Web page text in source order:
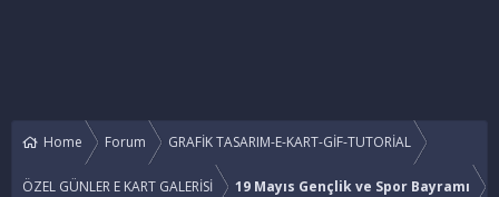
Home Forum GRAFİK TASARIM-E-KART-GİF-TUTORİAL
ÖZEL GÜNLER E KART GALERİSİ 19 Mayıs Gençlik ve Spor Bayramı